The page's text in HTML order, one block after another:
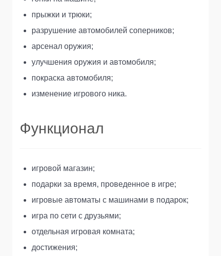
прыжки и трюки;
разрушение автомобилей соперников;
арсенал оружия;
улучшения оружия и автомобиля;
покраска автомобиля;
изменение игрового ника.
Функционал
игровой магазин;
подарки за время, проведенное в игре;
игровые автоматы с машинами в подарок;
игра по сети с друзьями;
отдельная игровая комната;
достижения;